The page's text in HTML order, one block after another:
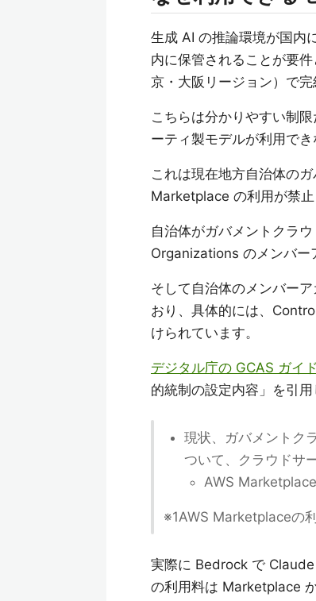
生成 AI の推論環境が国内
内に保管されることが要
京・大阪リージョン）で
こちらは分かりやすい制
ーティ製モデルが利用で
これは現在地方自治体の
Marketplace の利用が禁止
自治体がガバメントクラ
Organizations のメンバー
そして自治体のメンバー
おり、具体的には、
けられています。
デジタル庁の GCAS ガイ
的統制の設定内容」を引用
現状、ガバメントク
ついて、クラウドサ
AWS
※1AWS Marketplaceの
実際に Bedrock で
の利用料は Marketplace